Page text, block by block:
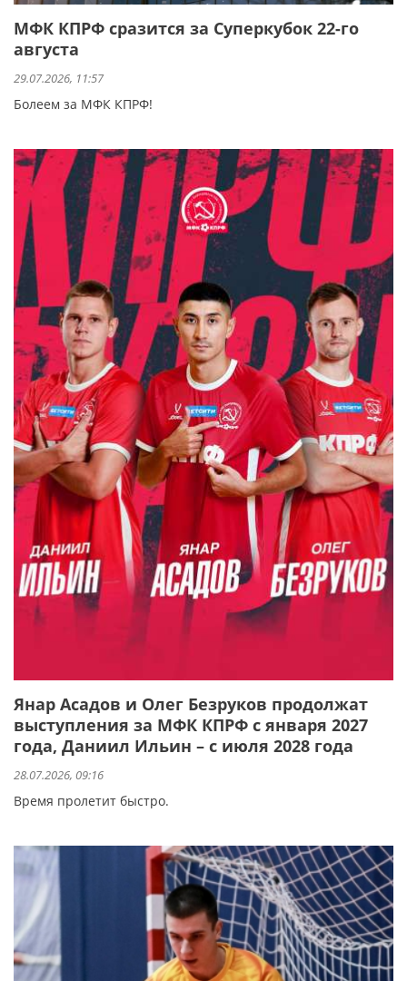
МФК КПРФ сразится за Суперкубок 22-го
августа
29.07.2026, 11:57
Болеем за МФК КПРФ!
Янар Асадов и Олег Безруков продолжат
выступления за МФК КПРФ с января 2027
года, Даниил Ильин – с июля 2028 года
28.07.2026, 09:16
Время пролетит быстро.